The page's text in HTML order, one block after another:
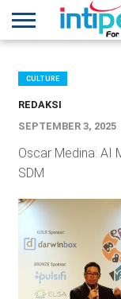
NEWS
CONFERENCES
TRAINING
IPSHOW
EVENT
IP
NETWORK
MORE
CULTURE
REDAKSI
SEPTEMBER 3, 2025
Oscar Medina: AI
SDM